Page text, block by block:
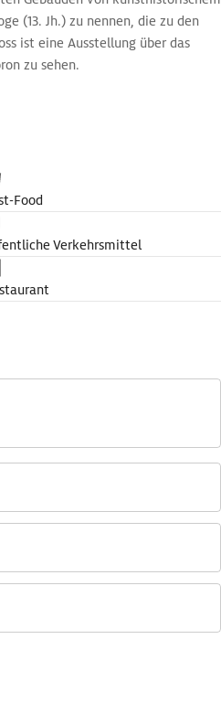
(13. Jh.) zu nennen, die zu den
ist eine Ausstellung über das
zu sehen.
Food
Verkehrsmittel